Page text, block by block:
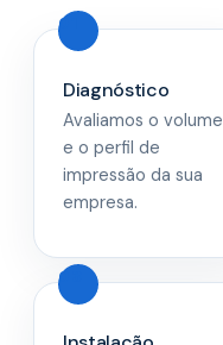
Diagnóstico
Avaliamos o volume
e o perfil de
impressão da sua
empresa.